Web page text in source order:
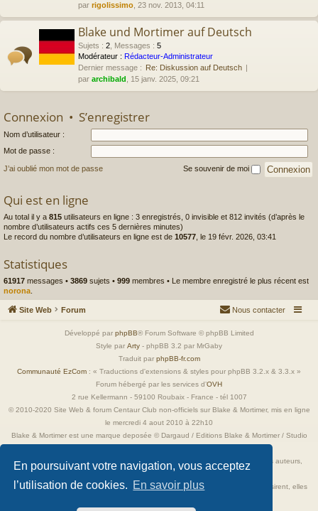
En poursuivant votre navigation, vous acceptez
l’utilisation de cookies. En savoir plus
par rigolissimo , 23 nov. 2013, 04:11
Blake und Mortimer auf Deutsch
Sujets : 2 Messages : 5
Modérateur : Rédacteur-Administrateur
Dernier message : Re: Diskussion auf Deutsch
par archibald , 15 janv. 2025, 09:21
Connexion • S’enregistrer
Nom d’utilisateur :
Mot de passe :
J’ai oublié mon mot de passe Se souvenir de moi
Qui est en ligne
Au total il y a 815 utilisateurs en ligne : 3 enregistrés, 0 invisible et 812 invités (d’après le
nombre d’utilisateurs actifs ces 5 dernières minutes)
Le record du nombre d’utilisateurs en ligne est de 10577 , le 19 févr. 2026, 03:41
Statistiques
61917 messages • 3869 sujets • 999 membres • Le membre enregistré le plus récent est
norona
Site Web Forum Nous contacter
Développé par phpBB® Forum Software © phpBB Limited
Style par Arty - phpBB 3.2 par MrGaby
Traduit par phpBB-fr.com
Communauté EzCom : « Traductions d'extensions & styles pour phpBB 3.2.x & 3.3.x »
Forum hébergé par les services d’OVH
2 rue Kellermann - 59100 Roubaix - France - tél 1007
© 2010-2020 Site Web & forum Centaur Club non-officiels sur Blake & Mortimer, mis en ligne
le mercredi 4 aout 2010 à 22h10
Blake & Mortimer est une marque deposée © Dargaud / Editions Blake & Mortimer / Studio
Toutes les images incluses dans ces pages sont la propriété exclusive de leurs auteurs,
ayant droits et/ou éditeurs.
Elles ne sont ici qu'à titre de référence ou d'illustration. Si les propriétaires le désirent, elles